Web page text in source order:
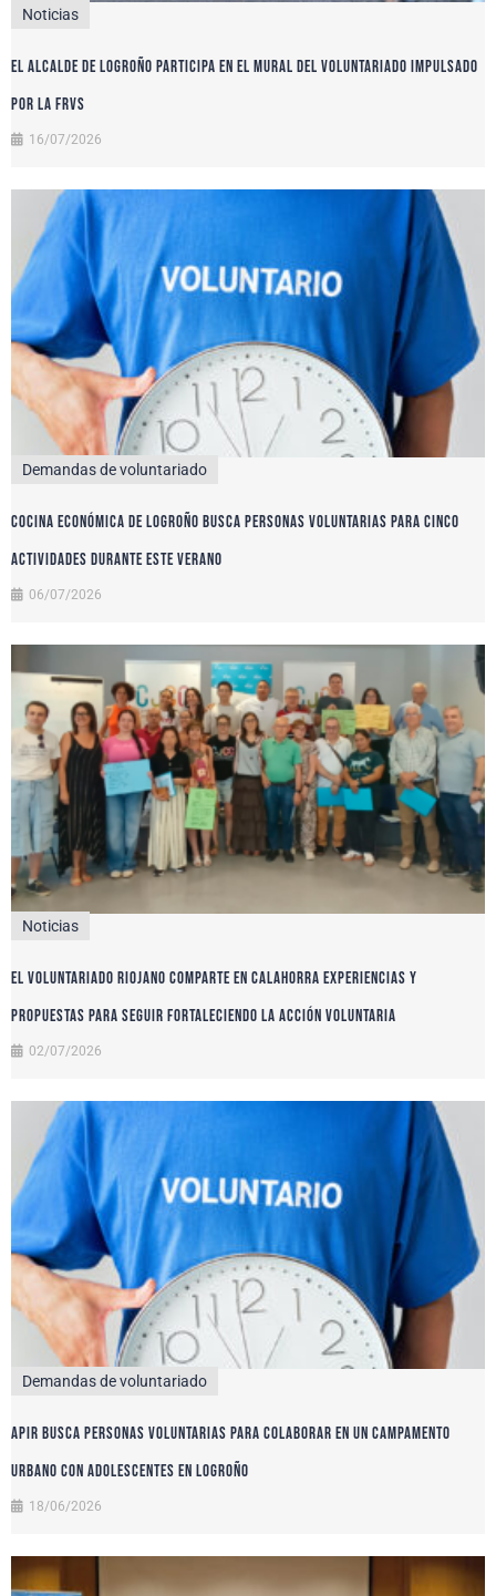
Noticias
El alcalde de Logroño participa en el Mural del Voluntariado impulsado
por la FRVS
16/07/2026
Demandas de voluntariado
Cocina Económica de Logroño busca personas voluntarias para cinco
actividades durante este verano
06/07/2026
Noticias
El voluntariado riojano comparte en Calahorra experiencias y
propuestas para seguir fortaleciendo la acción voluntaria
02/07/2026
Demandas de voluntariado
APIR busca personas voluntarias para colaborar en un campamento
urbano con adolescentes en Logroño
18/06/2026